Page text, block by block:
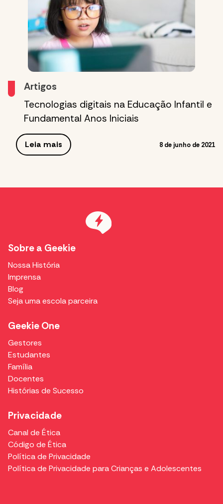
Artigos
Tecnologias digitais na Educação Infantil e
Fundamental Anos Iniciais
Leia mais 8 de junho de 2021
Sobre a Geekie
Nossa História
Imprensa
Blog
Seja uma escola parceira
Geekie One
Gestores
Estudantes
Família
Docentes
Histórias de Sucesso
Privacidade
Canal de Ética
Código de Ética
Política de Privacidade
Política de Privacidade para Crianças e Adolescentes